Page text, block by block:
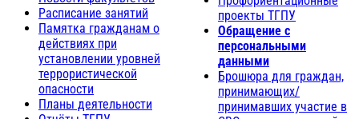
Расписание занятий
Памятка гражданам о
действиях при
установлении уровней
террористической
опасности
Планы деятельности
проекты ТГПУ
Обращение с
персональными
данными
Брошюра для граждан,
принимающих/
принимавших участие в